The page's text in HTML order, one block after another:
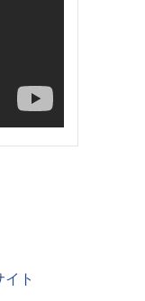
ト